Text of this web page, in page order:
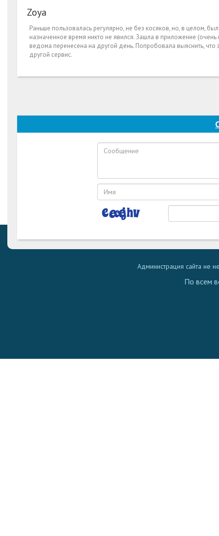
Zoya
Раньше пользовалась регулярно, не без косяков, но, в целом,
назначенное время никто не явился. Зашла в приложение
ведома перенесена на другой день. Попробовала выяснить,
другой сервис.
Администрация сайта не
По всем